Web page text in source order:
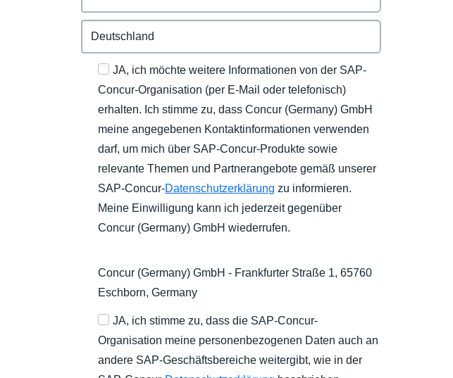
JA, ich möchte weitere Informationen von der SAP-
Concur-Organisation (per E-Mail oder telefonisch)
erhalten. Ich stimme zu, dass Concur (Germany) GmbH
meine angegebenen Kontaktinformationen verwenden
darf, um mich über SAP-Concur-Produkte sowie
relevante Themen und Partnerangebote gemäß unserer
SAP-Concur-Datenschutzerklärung zu informieren.
Meine Einwilligung kann ich jederzeit gegenüber
Concur (Germany) GmbH wiederrufen.
Concur (Germany) GmbH - Frankfurter Straße 1, 65760
Eschborn, Germany
JA, ich stimme zu, dass die SAP-Concur-
Organisation meine personenbezogenen Daten auch an
andere SAP-Geschäftsbereiche weitergibt, wie in der